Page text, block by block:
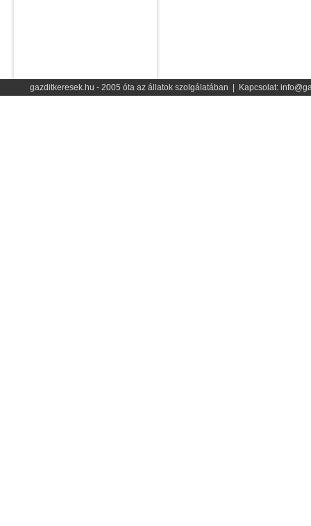
gazditkeresek.hu - 2005 óta az állatok szolgálatában | Kapcsolat: